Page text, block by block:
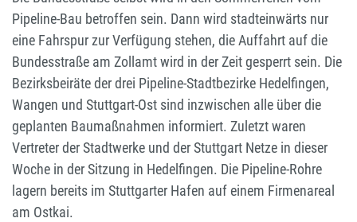
Pipeline-Bau betroffen sein. Dann wird stadteinwärts nur
eine Fahrspur zur Verfügung stehen, die Auffahrt auf die
Bundesstraße am Zollamt wird in der Zeit gesperrt sein. Die
Bezirksbeiräte der drei Pipeline-Stadtbezirke Hedelfingen,
Wangen und Stuttgart-Ost sind inzwischen alle über die
geplanten Baumaßnahmen informiert. Zuletzt waren
Vertreter der Stadtwerke und der Stuttgart Netze in dieser
Woche in der Sitzung in Hedelfingen. Die Pipeline-Rohre
lagern bereits im Stuttgarter Hafen auf einem Firmenareal
am Ostkai.